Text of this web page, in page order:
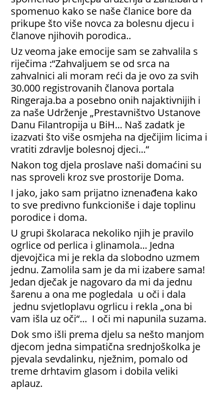
spomenuo kako se naše članice bore da
prikupe što više novca za bolesnu djecu i
članove njihovih porodica..
Uz veoma jake emocije sam se zahvalila s
riječima :“Zahvaljuem se od srca na
zahvalnici ali moram reći da je ovo za svih
30.000 registrovanih članova portala
Ringeraja.ba a posebno onih najaktivnijih i
za naše Udrženje „Prestavništvo Ustanove
Danu Filantropija u BiH... Naš zadatk je
izazvati što više osmjeha na dječijim licima i
vratiti zdravlje bolesnoj djeci...“
Nakon tog djela proslave naši domaćini su
nas sproveli kroz sve prostorije Doma.
I jako, jako sam prijatno iznenađena kako
to sve predivno funkcioniše i daje toplinu
porodice i doma.
U grupi školaraca nekoliko njih je pravilo
ogrlice od perlica i glinamola... Jedna
djevojčica mi je rekla da slobodno uzmem
jednu. Zamolila sam je da mi izabere sama!
Jedan dječak je nagovaro da mi da jednu
šarenu a ona me pogledala u oči i dala
jednu svjetloplavu ogrlicu i rekla „ona bi
vam išla uz oči“... I oči mi napunila suzama.
Dok smo išli prema djelu sa nešto manjom
djecom jedna simpatična srednjoškolka je
pjevala sevdalinku, nježnim, pomalo od
treme drhtavim glasom i dobila veliki
aplauz.